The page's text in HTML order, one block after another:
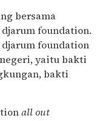
bersama
foundation.
foundation
yaitu bakti
bakti
all out